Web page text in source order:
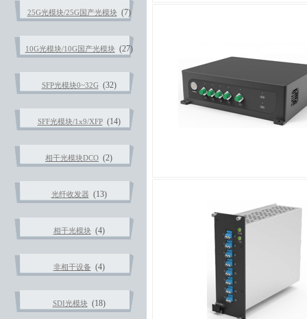
25G光模块/25G国产光模块(7)
10G光模块/10G国产光模块(27)
SFP光模块0~32G(32)
SFF光模块/1x9/XFP(14)
相干光模块DCO (2)
光纤收发器 (13)
相干光模块(4)
非相干设备 (4)
SDI光模块(18)